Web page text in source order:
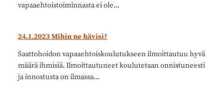
vapaaehtoistoiminnasta ei ole...
24.1.2023 Mihin ne hävisi?
Saattohoidon vapaaehtoiskoulutukseen ilmoittautuu hyvä
määrä ihmisiä. Ilmoittautuneet koulutetaan onnistuneesti
ja innostusta on ilmassa...